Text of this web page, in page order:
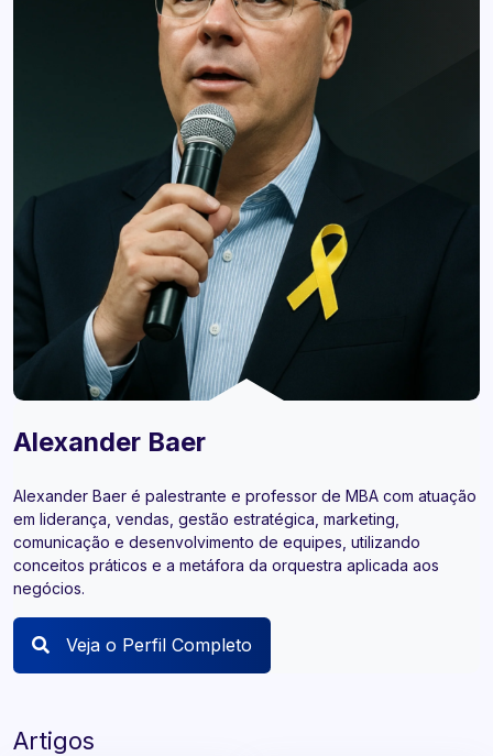
Alexander Baer
Alexander Baer é palestrante e professor de MBA com atuação
em liderança, vendas, gestão estratégica, marketing,
comunicação e desenvolvimento de equipes, utilizando
conceitos práticos e a metáfora da orquestra aplicada aos
negócios.
Veja o Perfil Completo
Artigos